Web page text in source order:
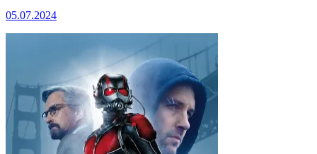
05.07.2024